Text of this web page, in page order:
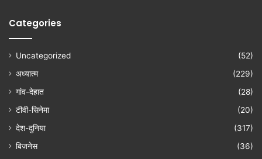
Categories
Uncategorized
(52)
अध्यात्म
(229)
गांव-देहात
(28)
टीवी-सिनेमा
(20)
देश-दुनिया
(317)
बिजनेस
(36)